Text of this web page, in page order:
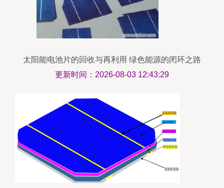
太阳能电池片的回收与再利用 绿色能源的闭环之路
更新时间：2026-08-03 12:43:29